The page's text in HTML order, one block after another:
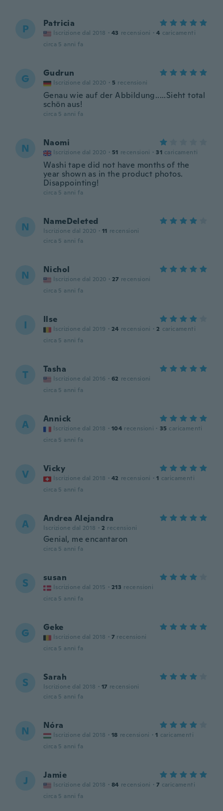
P Patricia
Iscrizione dal 2018 · 43 recensioni · 4 caricamenti
circa 5 anni fa
G Gudrun
Iscrizione dal 2020 · 5 recensioni
Genau wie auf der Abbildung.....Sieht total
schön aus!
circa 5 anni fa
N Naomi
Iscrizione dal 2020 · 51 recensioni · 31 caricamenti
Washi tape did not have months of the
year shown as in the product photos.
Disappointing!
circa 5 anni fa
N NameDeleted
Iscrizione dal 2020 · 11 recensioni
circa 5 anni fa
N Nichol
Iscrizione dal 2020 · 27 recensioni
circa 5 anni fa
I Ilse
Iscrizione dal 2019 · 24 recensioni · 2 caricamenti
circa 5 anni fa
T Tasha
Iscrizione dal 2016 · 62 recensioni
circa 5 anni fa
A Annick
Iscrizione dal 2018 · 104 recensioni · 35 caricamenti
circa 5 anni fa
V Vicky
Iscrizione dal 2018 · 42 recensioni · 1 caricamenti
circa 5 anni fa
A Andrea Alejandra
Iscrizione dal 2018 · 2 recensioni
Genial, me encantaron
circa 5 anni fa
S susan
Iscrizione dal 2015 · 213 recensioni
circa 5 anni fa
G Geke
Iscrizione dal 2018 · 7 recensioni
circa 5 anni fa
S Sarah
Iscrizione dal 2018 · 17 recensioni
circa 5 anni fa
N Nóra
Iscrizione dal 2018 · 18 recensioni · 1 caricamenti
circa 5 anni fa
J Jamie
Iscrizione dal 2018 · 84 recensioni · 7 caricamenti
circa 5 anni fa